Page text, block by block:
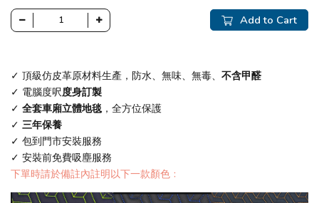
Add to Cart
✓ 頂級仿皮革原材料生產，防水、無味、無毒、 不含甲醛
✓ 電腦度呎度身訂製
✓ 全套車廂立體地毯，全方位保護
✓ 三年保養
✓ 包到門市安裝服務
✓ 安裝前免費吸塵服務
下單時請於備註內註明以下一款顏色﹕